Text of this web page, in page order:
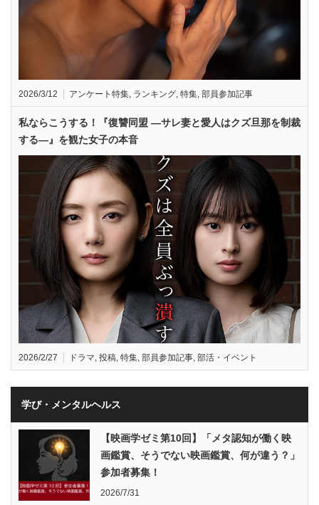
2026/3/12 アンケート特集, ランキング, 特集, 部員参加記事
私ならこうする！『復讐同盟 —サレ妻と愛人はクズ旦那を制裁
する—』を観た女子の本音
2026/2/27 ドラマ, 投稿, 特集, 部員参加記事, 部活・イベント
学び・メンタルヘルス
【映画学ゼミ第10回】「メタ認知が働く映
画鑑賞、そうでない映画鑑賞、何が違う？」
参加者募集！
2026/7/31